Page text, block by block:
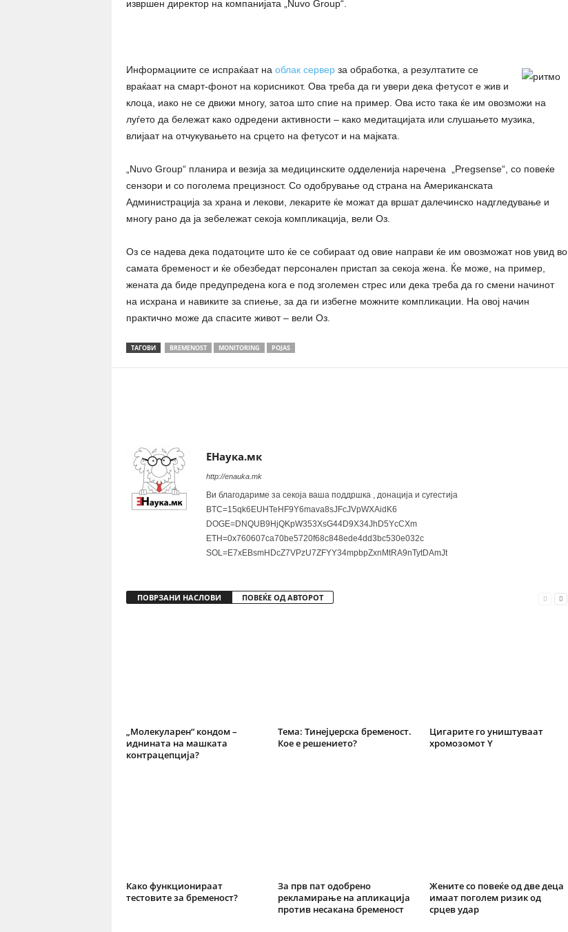
извршен директор на компанијата „Nuvo Group“.
Информациите се испраќаат на облак серверза обработка, а резултатите се
враќаат на смарт-фонот на корисникот. Ова треба да ги увери дека фетусот е жив и
клоца, иако не се движи многу, затоа што спие на пример. Ова исто така ќе им овозможи на
луѓето да бележат како одредени активности – како медитацијата или слушањето музика,
влијаат на отчукувањето на срцето на фетусот и на мајката.
„Nuvo Group“ планира и везија за медицинските одделенија наречена „Pregsense“, со повеќе
сензори и со поголема прецизност. Со одобрување од страна на Американската
Администрација за храна и лекови, лекарите ќе можат да вршат далечинско надгледување и
многу рано да ја зебележат секоја компликација, вели Оз.
Оз се надева дека податоците што ќе се собираат од овие направи ќе им овозможат нов увид во
самата бременост и ќе обезбедат персонален пристап за секоја жена. Ќе може, на пример,
жената да биде предупредена кога е под зголемен стрес или дека треба да го смени начинот
на исхрана и навиките за спиење, за да ги избегне можните компликации. На овој начин
практично може да спасите живот – вели Оз.
ТАГОВИ BREMENOST MONITORING POJAS
ЕНаука.мк
http://enauka.mk
Ви благодариме за секоја ваша поддршка , донација и сугестија
BTC=15qk6EUHTeHF9Y6mava8sJFcJVpWXAidK6
DOGE=DNQUB9HjQKpW353XsG44D9X34JhD5YcCXm
ETH=0x760607ca70be5720f68c848ede4dd3bc530e032c
SOL=E7xEBsmHDcZ7VPzU7ZFYY34mpbpZxnMtRA9nTytDAmJt
ПОВРЗАНИ НАСЛОВИ ПОВЕЌЕ ОД АВТОРОТ
„Молекуларен“ кондом –
иднината на машката
контрацепција?
Тема: Тинејџерска бременост.
Кое е решението?
Цигарите го уништуваат
хромозомот Y
Како функционираат
тестовите за бременост?
За прв пат одобрено
рекламирање на апликација
против несакана бременост
Жените со повеќе од две деца
имаат поголем ризик од
срцев удар